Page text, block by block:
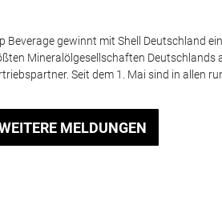
Beverage gewinnt mit Shell Deutschland
Mineralölgesellschaften Deutschlands
Seit dem 1. Mai sind in allen
MELDUNGEN